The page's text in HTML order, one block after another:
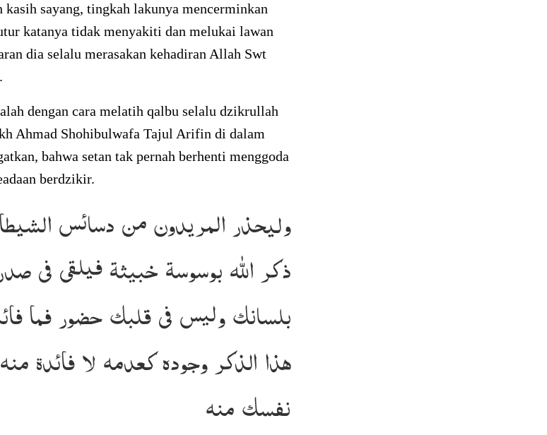
kasih sayang, tingkah lakunya mencerminkan
katanya tidak menyakiti dan melukai lawan
dia selalu merasakan kehadiran Allah Swt
dengan cara melatih qalbu selalu dzikrullah
Ahmad Shohibulwafa Tajul Arifin di dalam
bahwa setan tak pernah berhenti menggoda
berdzikir.
وليحذر المريدون من دسائس
ذكر الله بوسوسة خبيثة فيلقى فى
بلسانك وليس فى قلبك حضور فما
هذا الذكر وجوده كعدمه لا فائدة
نفسك منه